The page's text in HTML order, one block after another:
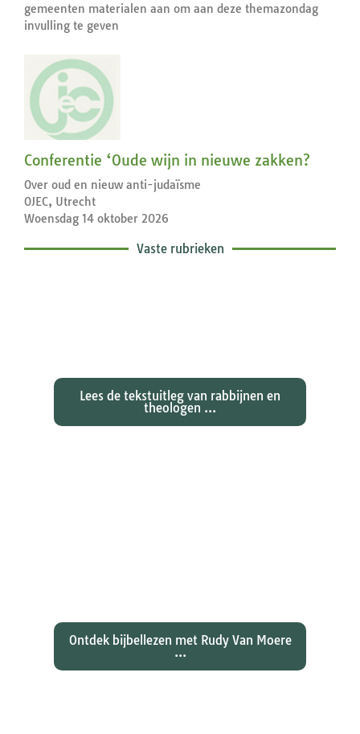
gemeenten materialen aan om aan deze themazondag
invulling te geven
Conferentie ‘Oude wijn in nieuwe zakken?
Over oud en nieuw anti-judaïsme
OJEC, Utrecht
Woensdag 14 oktober 2026
Vaste rubrieken
Lees de tekstuitleg van rabbijnen en
theologen ...
Ontdek bijbellezen met Rudy Van Moere
...